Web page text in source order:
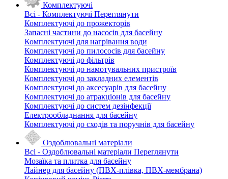
Комплектуючі
Всі - Комплектуючі Переглянути
Комплектуючі до прожекторів
Запасні частини до насосів для басейну
Комплектуючі для нагрівання води
Комплектуючі до пилососів для басейну
Комплектуючі до фільтрів
Комплектуючі до намотувальних пристроїв
Комплектуючі до закладних елементів
Комплектуючі до аксесуарів для басейну
Комплектуючі до атракціонів для басейну
Комплектуючі до систем дезінфекції
Електрообладнання для басейну
Комплектуючі до сходів та поручнів для басейну
Оздоблювальні матеріали
Всі - Оздоблювальні матеріали Переглянути
Мозаїка та плитка для басейну
Лайнер для басейну (ПВХ-плівка, ПВХ-мембрана)